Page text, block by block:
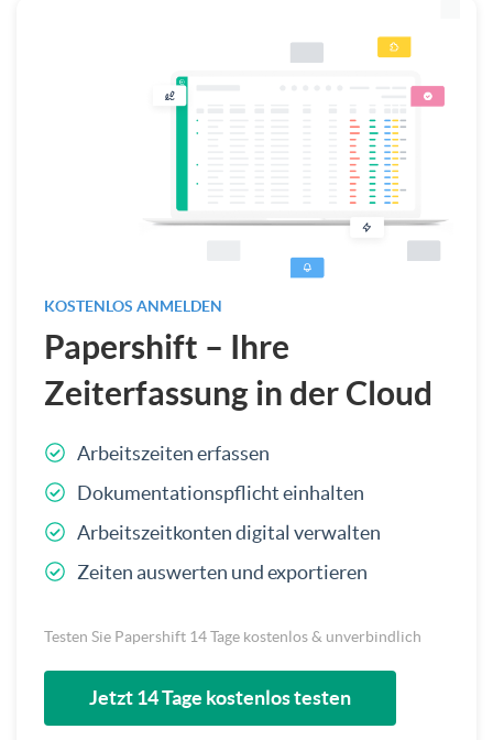
KOSTENLOS ANMELDEN
Papershift – Ihre
Zeiterfassung in der Cloud
Arbeitszeiten erfassen
Dokumentationspflicht einhalten
Arbeitszeitkonten digital verwalten
Zeiten auswerten und exportieren
Testen Sie Papershift 14 Tage kostenlos & unverbindlich
Jetzt 14 Tage kostenlos testen